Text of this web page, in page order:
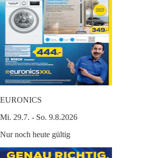
EURONICS
Mi. 29.7. - So. 9.8.2026
Nur noch heute gültig